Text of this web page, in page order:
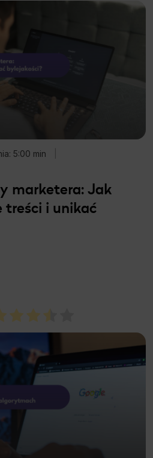
5:00 min
marketera: Jak
treści i unikać